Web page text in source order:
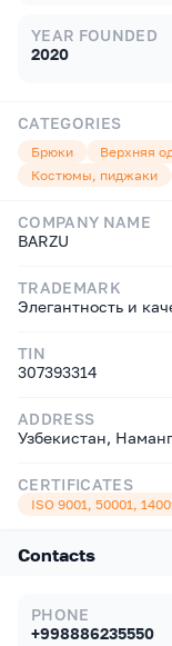
YEAR FOUNDED
2020
CATEGORIES
Брюки Верхняя
Костюмы, пиджаки
COMPANY NAME
BARZU
TRADEMARK
Элегантность и
TIN
307393314
ADDRESS
Узбекистан,
CERTIFICATES
ISO 9001, 50001,
Contacts
PHONE
+998886235550